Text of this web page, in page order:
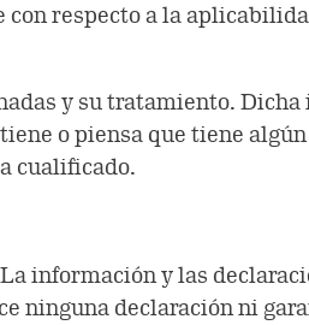
respecto a la
y su tratamiento.
o piensa que tiene
cualificado.
información y las
ninguna declaración ni